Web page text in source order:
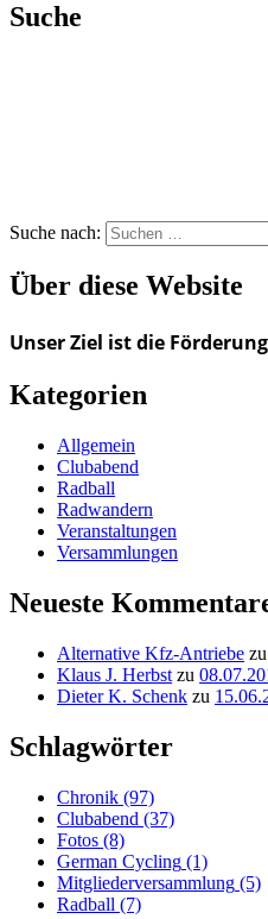
Suche
Suche nach:
Über diese Website
Unser Ziel ist die
Kategorien
Allgemein
Clubabend
Radball
Radwandern
Veranstaltungen
Versammlungen
Neueste
Alternative Kfz-Antriebe zu
Klaus J. Herbst zu
Dieter K. Schenk zu
Schlagwörter
Chronik (97)
Clubabend (37)
Fotos (8)
German Cycling (1)
Mitgliederversammlung (5)
Radball (7)